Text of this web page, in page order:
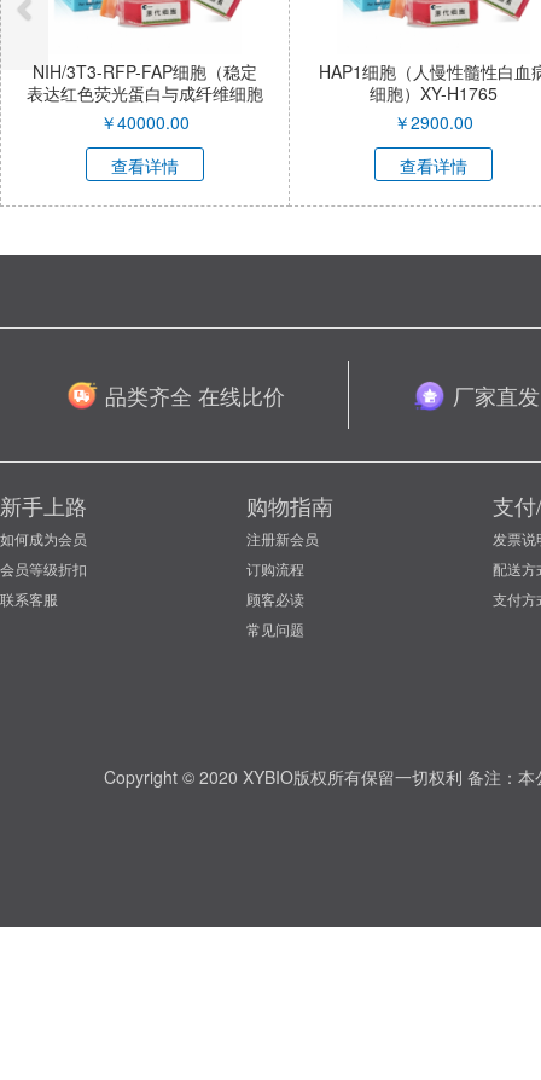
（稳定
纤维细胞
纤维细
HAP1细胞（人慢性髓性白血病
细胞）XY-H1765
RIN-14B细胞（
胞）
品类齐全 在线比价 厂家直
新手上路
如何成为会员
会员等级折扣
联系客服
购物指南
注册新会员
订购流程
顾客必读
常见问题
支
发票说
配送方
支付方
Copyright © 2020 XYBIO版权所有保留一切权利 备注：